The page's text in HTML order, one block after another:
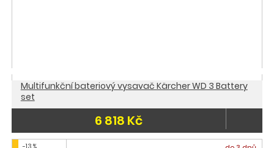
Multifunkční bateriový vysavač Kärcher WD 3 Battery
set
6 818 Kč